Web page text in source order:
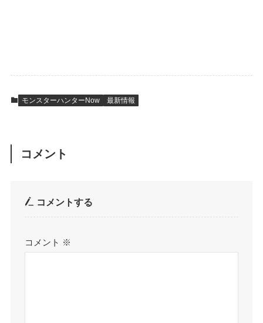
モンスターハンターNow 最新情報
コメント
コメントする
コメント ※